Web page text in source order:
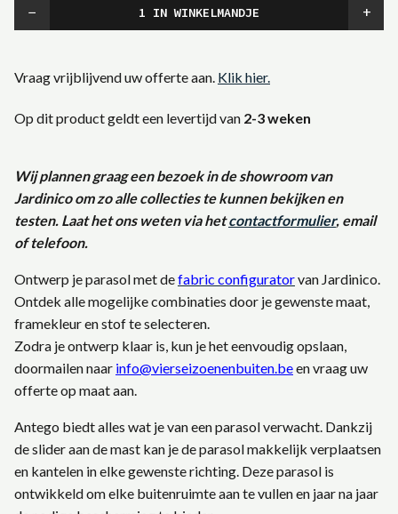
− +
Vraag vrijblijvend uw offerte aan. Klik hier.
Op dit product geldt een levertijd van 2-3 weken
Wij plannen graag een bezoek in de showroom van
Jardinico om zo alle collecties te kunnen bekijken en
testen. Laat het ons weten via het contactformulier, email
of telefoon.
Ontwerp je parasol met defabric configuratorvan Jardinico.
Ontdek alle mogelijke combinaties door je gewenste maat,
framekleur en stof te selecteren.
Zodra je ontwerp klaar is, kun je het eenvoudig opslaan,
doormailen naar info@vierseizoenenbuiten.been vraag uw
offerte op maat aan.
Antego biedt alles wat je van een parasol verwacht. Dankzij
de slider aan de mast kan je de parasol makkelijk verplaatsen
en kantelen in elke gewenste richting. Deze parasol is
ontwikkeld om elke buitenruimte aan te vullen en jaar na jaar